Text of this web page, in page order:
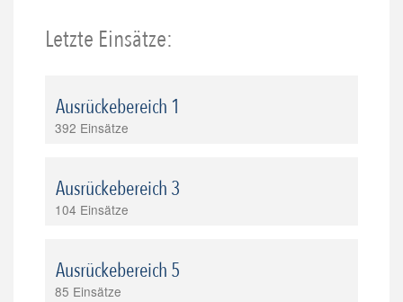
Letzte Einsätze:
Ausrückebereich 1
392 Einsätze
Ausrückebereich 3
104 Einsätze
Ausrückebereich 5
85 Einsätze